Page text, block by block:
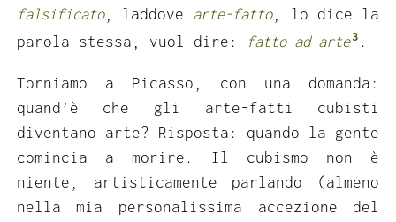
falsificato, laddove arte-fatto, lo dice la
parola stessa, vuol dire:
fatto ad arte3.
Torniamo a Picasso, con una domanda:
quand’è che gli arte-fatti cubisti
diventano arte? Risposta: quando la gente
comincia a morire. Il cubismo non è
niente, artisticamente parlando (almeno
nella mia personalissima accezione del